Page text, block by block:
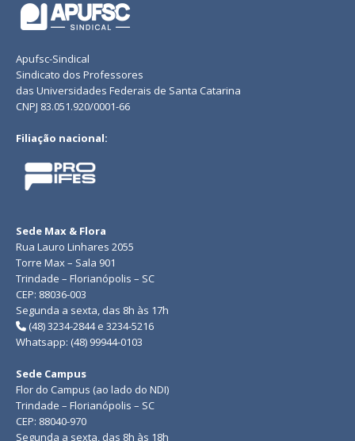
Apufsc-Sindical
Sindicato dos Professores
das Universidades Federais de Santa Catarina
CNPJ 83.051.920/0001-66
Filiação nacional:
Sede Max & Flora
Rua Lauro Linhares 2055
Torre Max – Sala 901
Trindade – Florianópolis – SC
CEP: 88036-003
Segunda a sexta, das 8h às 17h
(48) 3234-2844 e 3234-5216
Whatsapp: (48) 99944-0103
Sede Campus
Flor do Campus (ao lado do NDI)
Trindade – Florianópolis – SC
CEP: 88040-970
Segunda a sexta, das 8h às 18h